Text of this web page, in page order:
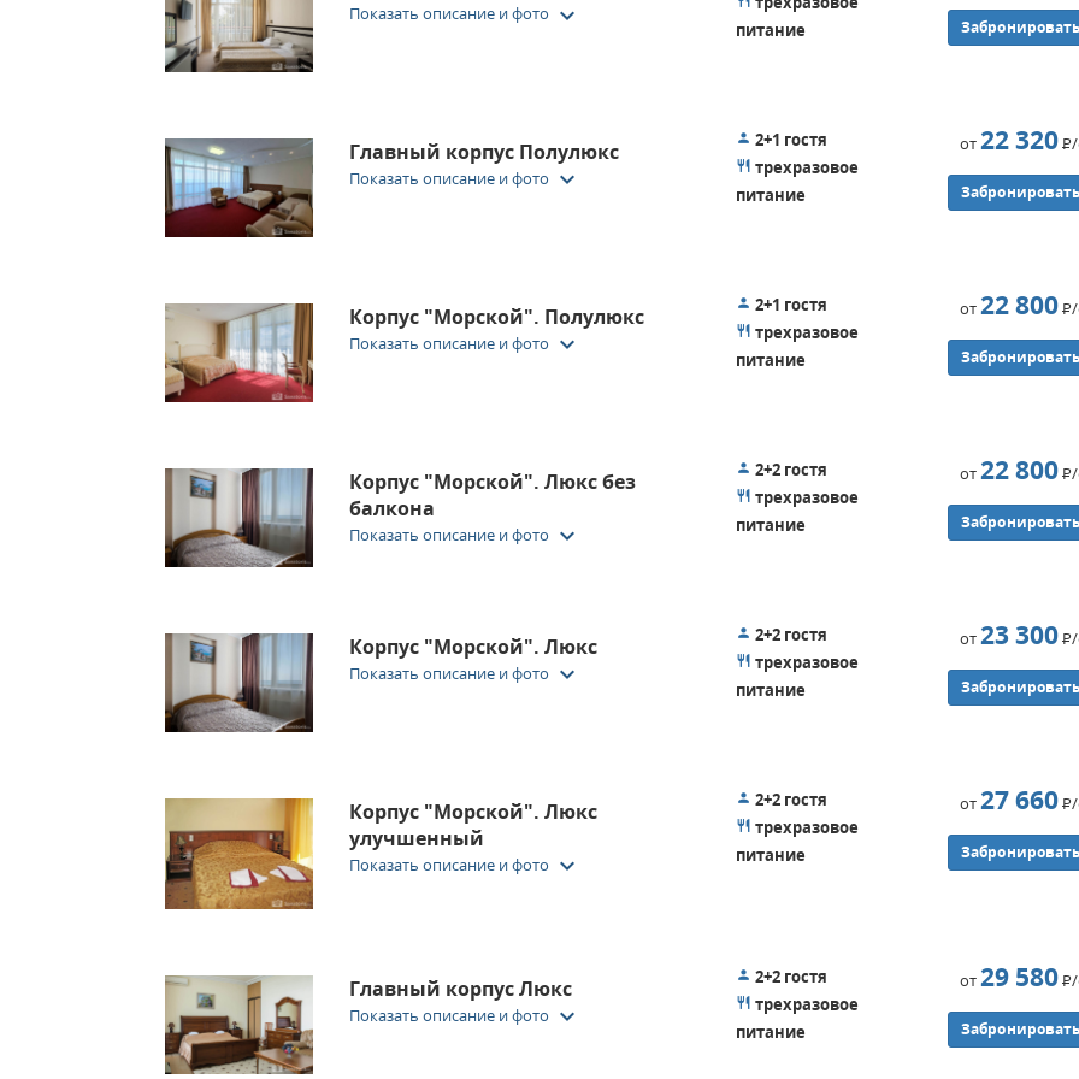
Показать описание и фото keyboard_arrow_down
питание
Забронировать
Главный корпус Полулюкс
Показать описание и фото keyboard_arrow_down
2+1 гостя
трехразовое
питание
от22 320Р
Забронировать
Корпус "Морской". Полулюкс
Показать описание и фото keyboard_arrow_down
2+1 гостя
трехразовое
питание
от22 800Р
Забронировать
Корпус "Морской". Люкс без
балкона
Показать описание и фото keyboard_arrow_down
2+2 гостя
трехразовое
питание
от22 800Р
Забронировать
Корпус "Морской". Люкс
Показать описание и фото keyboard_arrow_down
2+2 гостя
трехразовое
питание
от23 300Р
Забронировать
Корпус "Морской". Люкс
улучшенный
Показать описание и фото keyboard_arrow_down
2+2 гостя
трехразовое
питание
от27 660Р
Забронировать
Главный корпус Люкс
Показать описание и фото keyboard_arrow_down
2+2 гостя
трехразовое
питание
от29 580Р
Забронировать